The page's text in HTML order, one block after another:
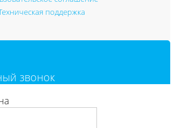
поддержка
звонок